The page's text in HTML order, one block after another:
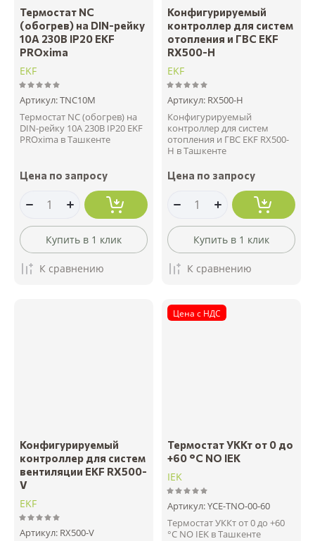
Термостат NC
(обогрев) на DIN-рейку
10А 230В IP20 EKF
PROxima
EKF
Артикул:TNC10M
Термостат NC (обогрев) на
DIN-рейку 10А 230В IP20 EKF
PROxima в Ташкенте
Цена по запросу
Купить в 1 клик
К сравнению
Конфигурируемый
контроллер для систем
отопления и ГВС EKF
RX500-H
EKF
Артикул: RX500-H
Конфигурируемый
контроллер для систем
отопления и ГВС EKF RX500-
H в Ташкенте
Цена по запросу
Купить в 1 клик
К сравнению
Конфигурируемый
контроллер для систем
вентиляции EKF RX500-
V
EKF
Артикул: RX500-V
Цена с НДС
Термостат УККт от 0 до
+60 °C NO IEK
IEK
Артикул:YCE-TNO-00-60
Термостат УККт от 0 до +60
°C NO IEK в Ташкенте